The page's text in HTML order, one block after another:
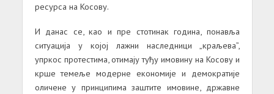
ресурса на Косову.
И данас се, као и пре стотинак година, понавља
ситуација у којој лажни наследници „краљева”,
упркос протестима, отимају туђу имовину на Косову и
крше темеље модерне економије и демократије
оличене у принципима заштите имовине, државне